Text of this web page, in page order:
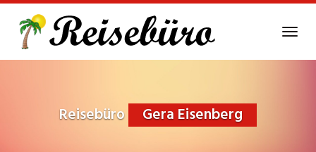
main
Reisebüro Gera Eisenberg